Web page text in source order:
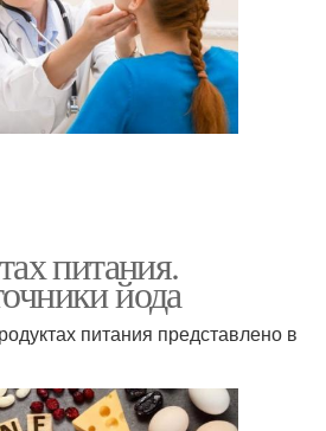
питания.
йода
питания представлено в